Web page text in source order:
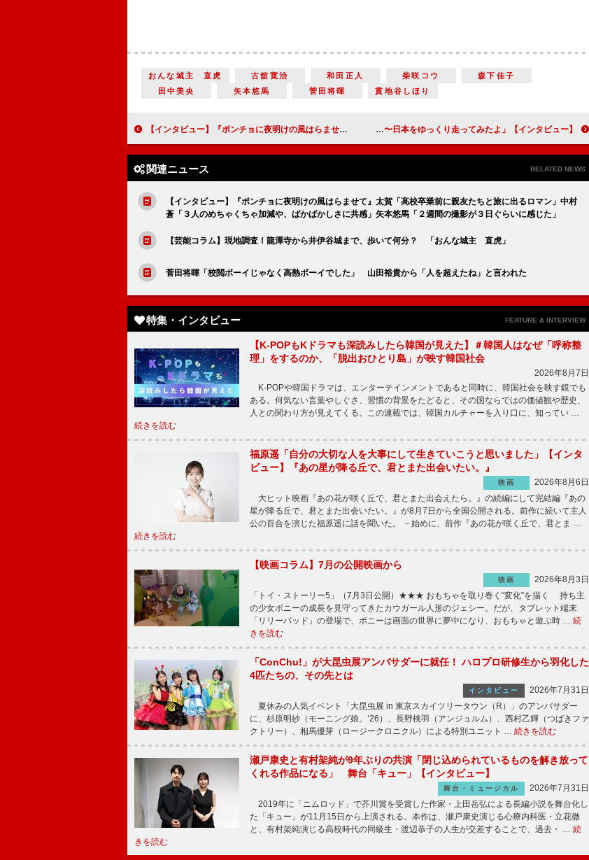
おんな城主 直虎 古舘寛治 和田正人 柴咲コウ
森下佳子
田中美央
矢本悠馬 菅田将暉 貫地谷しほり
【インタビュー】『ポンチョに夜明けの風はらませて』太賀「高校卒業前に親友たちと旅に出るロマン」中村蒼「３人のめちゃくちゃ加減や、ばかばかしさに共感」矢本悠馬「２週間の撮影が３日ぐらいに感じた」 【インタビュー】「日本をゆっくり走ってみたよ〜」濱田岳「役者人生でこんな体験はもう二度とない」バイクでの日本一周に感無量！
関連ニュース RELATED NEWS
【インタビュー】『ポンチョに夜明けの風はらませて』太賀「高校卒業前に親友たちと旅に出るロマン」中村
蒼「３人のめちゃくちゃ加減や、ばかばかしさに共感」矢本悠馬「２週間の撮影が３日ぐらいに感じた」
【芸能コラム】現地調査！龍潭寺から井伊谷城まで、歩いて何分？ 「おんな城主 直虎」
菅田将暉「校閲ボーイじゃなく高熱ボーイでした」 山田裕貴から「人を超えたね」と言われた
特集・インタビュー FEATURE & INTERVIEW
【K-POPもKドラマも深読みしたら韓国が見えた】＃韓国人はなぜ「呼称整
理」をするのか、「脱出おひとり島」が映す韓国社会
2026年8月7日
K-POPや韓国ドラマは、エンターテインメントであると同時に、韓国社会を映す鏡でも
ある。何気ない言葉やしぐさ、習慣の背景をたどると、その国ならではの価値観や歴史、
人との関わり方が見えてくる。この連載では、韓国カルチャーを入り口に、知ってい …
続きを読む
福原遥「自分の大切な人を大事にして生きていこうと思いました」【インタ
ビュー】『あの星が降る丘で、君とまた出会いたい。』
映画
2026年8月6日
大ヒット映画『あの花が咲く丘で、君とまた出会えたら。』の続編にして完結編『あの
星が降る丘で、君とまた出会いたい。』が8月7日から全国公開される。前作に続いて主人
公の百合を演じた福原遥に話を聞いた。 －始めに、前作『あの花が咲く丘で、君とま …
続きを読む
【映画コラム】7月の公開映画から
映画
2026年8月3日
「トイ・ストーリー5」（7月3日公開）★★★ おもちゃを取り巻く“変化”を描く 持ち主
の少女ボニーの成長を見守ってきたカウガール人形のジェシー。だが、タブレット端末
「リリーパッド」の登場で、ボニーは画面の世界に夢中になり、おもちゃと遊ぶ時 … 続
きを読む
「ConChu!」が大昆虫展アンバサダーに就任！ ハロプロ研修生から羽化した
4匹たちの、その先とは
インタビュー
2026年7月31日
夏休みの人気イベント「大昆虫展 in 東京スカイツリータウン（R）」のアンバサダー
に、杉原明紗（モーニング娘。’26）、長野桃羽（アンジュルム）、西村乙輝（つばきファ
クトリー）、相馬優芽（ロージークロニクル）による特別ユニット … 続きを読む
瀬戸康史と有村架純が9年ぶりの共演「閉じ込められているものを解き放って
くれる作品になる」 舞台「キュー」【インタビュー】
舞台・ミュージカル
2026年7月31日
2019年に「ニムロッド」で芥川賞を受賞した作家・上田岳弘による長編小説を舞台化し
た「キュー」が11月15日から上演される。本作は、瀬戸康史演じる心療内科医・立花徹
と、有村架純演じる高校時代の同級生・渡辺恭子の人生が交差することで、過去・ … 続
きを読む